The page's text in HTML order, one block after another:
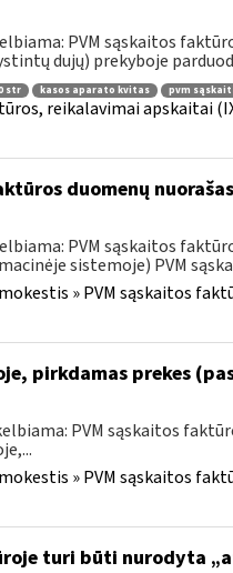
PVM sąskaitos
dujų) prekyboje
str kasos aparato kvitas pvm
reikalavimai apskaitai
duomenų
PVM sąskaitos
sistemoje) PVM
» PVM sąskaitos
pirkdamas prekes
PVM sąskaitos
» PVM sąskaitos
turi būti nurodyta